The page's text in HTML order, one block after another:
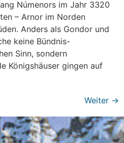
Númenors im Jahr 3320
– Arnor im Norden
Anders als Gondor und
keine Bündnis-
Sinn, sondern
Königshäuser gingen auf
Weiter →